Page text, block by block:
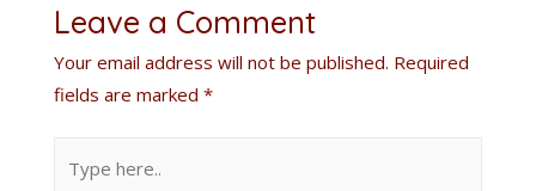
Leave a Comment
Your email address will not be published. Required
fields are marked *